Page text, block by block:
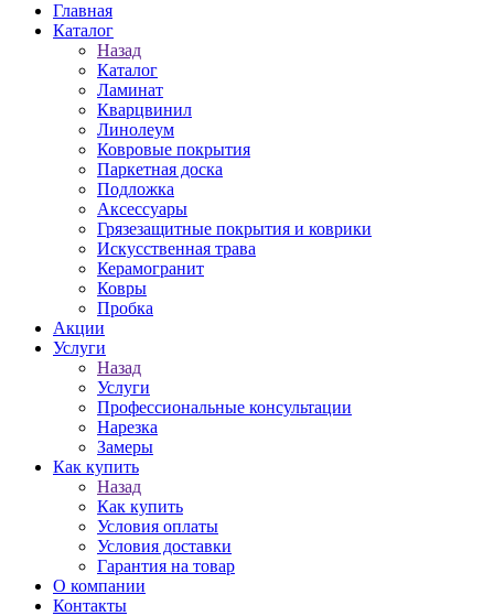
Главная
Каталог
Назад
Каталог
Ламинат
Кварцвинил
Линолеум
Ковровые покрытия
Паркетная доска
Подложка
Аксессуары
Грязезащитные покрытия и коврики
Искусственная трава
Керамогранит
Ковры
Пробка
Акции
Услуги
Назад
Услуги
Профессиональные консультации
Нарезка
Замеры
Как купить
Назад
Как купить
Условия оплаты
Условия доставки
Гарантия на товар
О компании
Контакты